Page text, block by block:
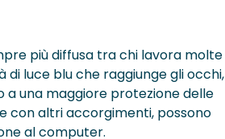
più diffusa tra chi lavora molte
luce blu che raggiunge gli occhi,
a una maggiore protezione delle
con altri accorgimenti, possono
al computer.